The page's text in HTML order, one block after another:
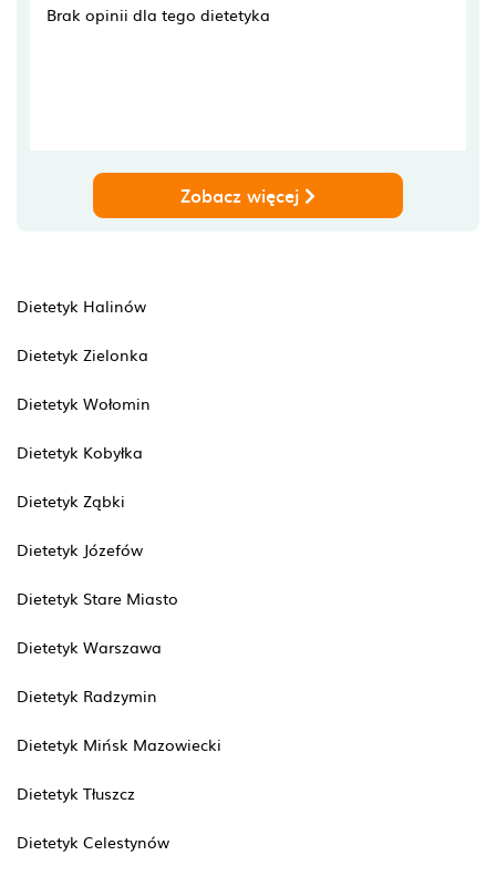
Brak opinii dla tego dietetyka
Zobacz więcej
Dietetyk Halinów
Dietetyk Zielonka
Dietetyk Wołomin
Dietetyk Kobyłka
Dietetyk Ząbki
Dietetyk Józefów
Dietetyk Stare Miasto
Dietetyk Warszawa
Dietetyk Radzymin
Dietetyk Mińsk Mazowiecki
Dietetyk Tłuszcz
Dietetyk Celestynów